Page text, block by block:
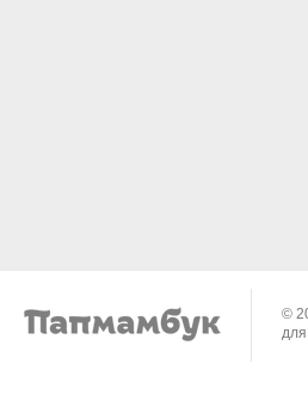
©
для